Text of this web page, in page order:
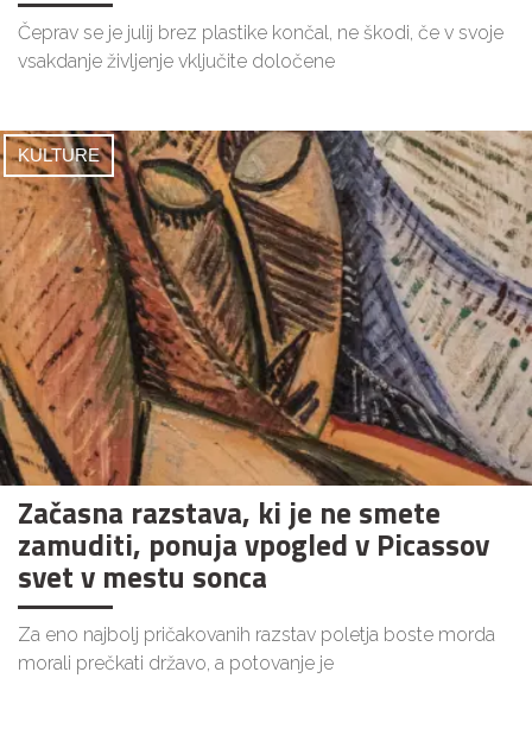
Čeprav se je julij brez plastike končal, ne škodi, če v svoje
vsakdanje življenje vključite določene
KULTURE
Začasna razstava, ki je ne smete
zamuditi, ponuja vpogled v Picassov
svet v mestu sonca
Za eno najbolj pričakovanih razstav poletja boste morda
morali prečkati državo, a potovanje je